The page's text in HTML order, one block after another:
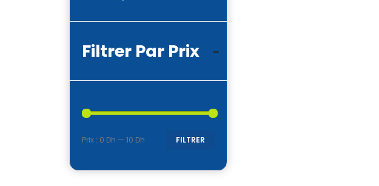
Filtrer Par Prix
FILTRER
Prix : 0 Dh — 10 Dh